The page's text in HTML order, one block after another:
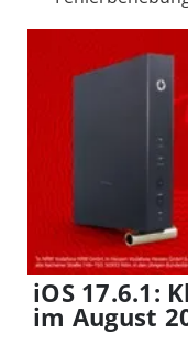
iOS 17.6.1:
im August